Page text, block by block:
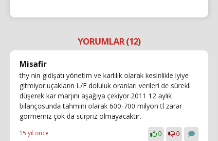
YORUMLAR (12)
Misafir
thy nin gidişatı yönetim ve karlılık olarak kesinlikle iyiye
gitmiyor.uçakların L/F doluluk oranları verileri de sürekli
düşerek kar marjını aşağıya çekiyor.2011 12 aylık
bilançosunda tahmini olarak 600-700 milyon tl zarar
görmemiz çok da sürpriz olmayacaktır.
15 yıl önce 0 0